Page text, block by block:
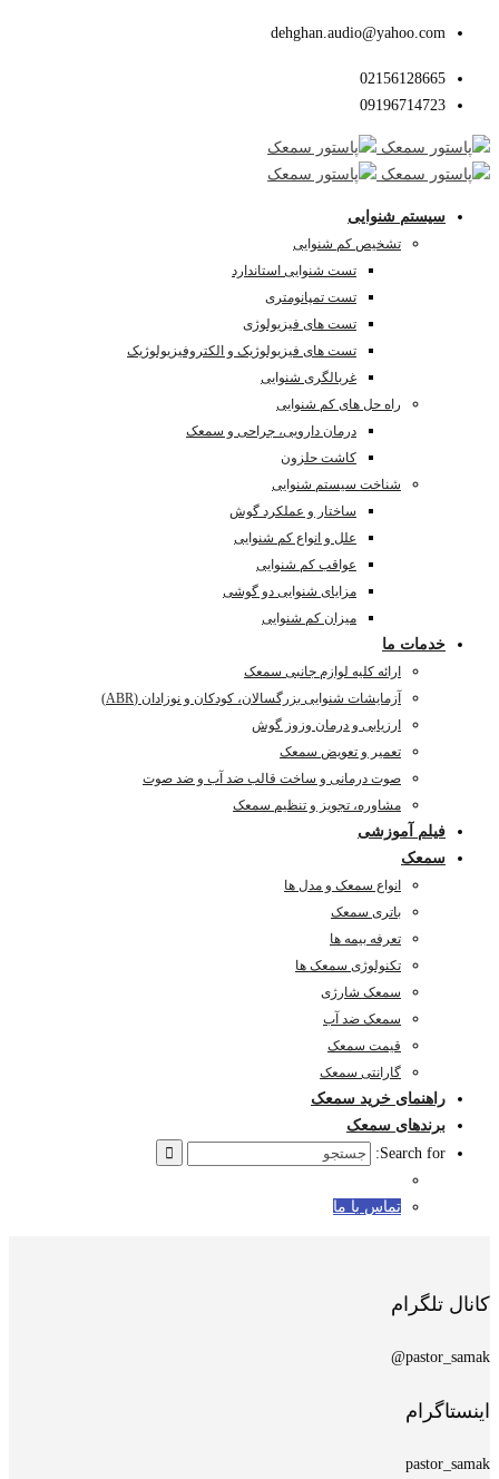
شنوایی
تشخیص کم شنوایی
تست شنوایی استاندارد
تست تمپانومتری
تست های فیزیولوژی
تست های فیزیولوژیک و الکتروفیزیولوژیک
غربالگری شنوایی
راه حل های کم شنوایی
درمان دارویی، جراحی و سمعک
کاشت حلزون
شناخت سیستم شنوایی
ساختار و عملکرد گوش
علل و انواع کم شنوایی
عواقب کم شنوایی
مزایای شنوایی دو گوشی
میزان کم شنوایی
ما
ارائه کلیه لوازم جانبی سمعک
آزمایشات شنوایی بزرگسالان، کودکان و نوزادان (ABR)
ارزیابی و درمان وزوز گوش
تعمیر و تعویض سمعک
صوت درمانی و ساخت قالب ضد آب و ضد صوت
مشاوره، تجویز و تنظیم سمعک
آموزشی
انواع سمعک و مدل ها
باتری سمعک
تعرفه بیمه ها
تکنولوژی سمعک ها
سمعک شارژی
سمعک ضد آب
قیمت سمعک
گارانتی سمعک
خرید سمعک
سمعک
Search
تماس با ما